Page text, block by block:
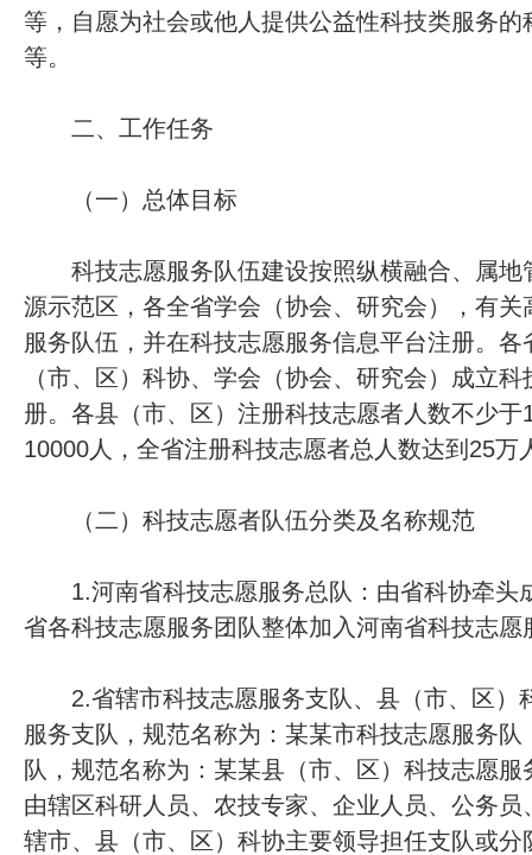
等，自愿为社会或他人提供公益性科技类服务
等。
二、工作任务
（一）总体目标
科技志愿服务队伍建设按照纵横融合、属地
源示范区，各全省学会（协会、研究会），有
服务队伍，并在科技志愿服务信息平台注册。
（市、区）科协、学会（协会、研究会）成立
册。各县（市、区）注册科技志愿者人数不少
10000人，全省注册科技志愿者总人数达到25万
（二）科技志愿者队伍分类及名称规范
1.河南省科技志愿服务总队：由省科协牵头
省各科技志愿服务团队整体加入河南省科技志愿
2.省辖市科技志愿服务支队、县（市、区）
服务支队，规范名称为：某某市科技志愿服务
队，规范名称为：某某县（市、区）科技志愿
由辖区科研人员、农技专家、企业人员、公务
辖市、县（市、区）科协主要领导担任支队或